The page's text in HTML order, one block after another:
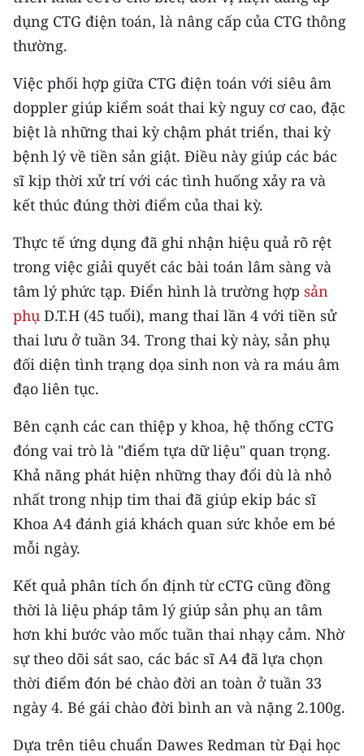
CHUYÊN ĐỀ
CÁC CHUYÊN TRANG
VỀ BÁO NHÂN DÂN
THỜI NAY
NHÂN DÂN CUỐI TUẦN
NHÂN DÂN HẰNG THÁNG
MUA BÁO
ĐỌC BÁO IN
ENGLISH
FRANÇAIS
РУССКИЙ
ESPAÑOL
dụng CTG điện toán, là nâng cấp của CTG thông
thường.
Việc phối hợp giữa CTG điện toán với siêu âm
doppler giúp kiểm soát thai kỳ nguy cơ cao, đặc
biệt là những thai kỳ chậm phát triển, thai kỳ
bệnh lý về tiền sản giật. Điều này giúp các bác
sĩ kịp thời xử trí với các tình huống xảy ra và
kết thúc đúng thời điểm của thai kỳ.
Thực tế ứng dụng đã ghi nhận hiệu quả rõ rệt
trong việc giải quyết các bài toán lâm sàng và
tâm lý phức tạp. Điển hình là trường hợp sản
phụ D.T.H (45 tuổi), mang thai lần 4 với tiền sử
thai lưu ở tuần 34. Trong thai kỳ này, sản phụ
đối diện tình trạng dọa sinh non và ra máu âm
đạo liên tục.
Bên cạnh các can thiệp y khoa, hệ thống cCTG
đóng vai trò là "điểm tựa dữ liệu" quan trọng.
Khả năng phát hiện những thay đổi dù là nhỏ
nhất trong nhịp tim thai đã giúp ekip bác sĩ
Khoa A4 đánh giá khách quan sức khỏe em bé
mỗi ngày.
Kết quả phân tích ổn định từ cCTG cũng đồng
thời là liệu pháp tâm lý giúp sản phụ an tâm
hơn khi bước vào mốc tuần thai nhạy cảm. Nhờ
sự theo dõi sát sao, các bác sĩ A4 đã lựa chọn
thời điểm đón bé chào đời an toàn ở tuần 33
ngày 4. Bé gái chào đời bình an và nặng 2.100g.
Dựa trên tiêu chuẩn Dawes Redman từ Đại học